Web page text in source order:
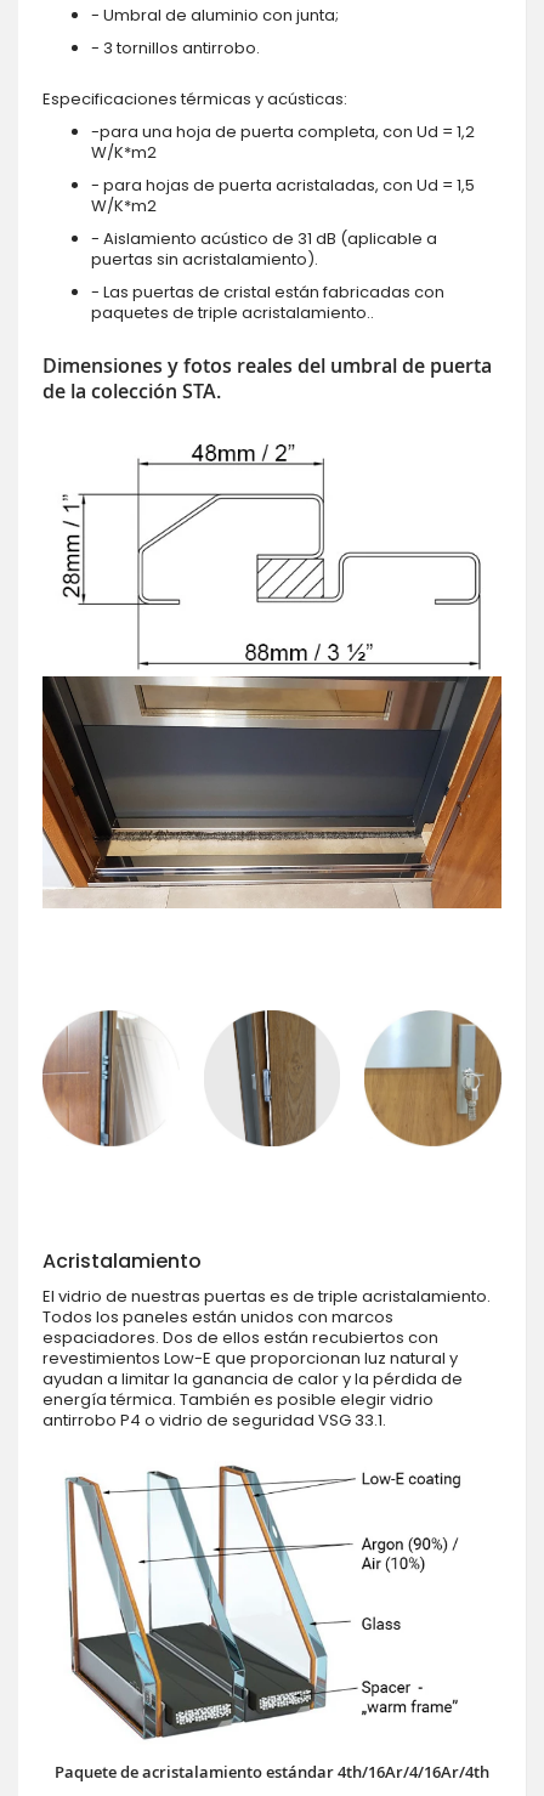
- Umbral de aluminio con junta;
- 3 tornillos antirrobo.
Especificaciones térmicas y acústicas:
-para una hoja de puerta completa, con Ud = 1,2
W/K*m2
- para hojas de puerta acristaladas, con Ud = 1,5
W/K*m2
- Aislamiento acústico de 31 dB (aplicable a
puertas sin acristalamiento).
- Las puertas de cristal están fabricadas con
paquetes de triple acristalamiento..
Dimensiones y fotos reales del umbral de puerta
de la colección STA.
Acristalamiento
El vidrio de nuestras puertas es de triple acristalamiento.
Todos los paneles están unidos con marcos
espaciadores. Dos de ellos están recubiertos con
revestimientos Low-E que proporcionan luz natural y
ayudan a limitar la ganancia de calor y la pérdida de
energía térmica. También es posible elegir vidrio
antirrobo P4 o vidrio de seguridad VSG 33.1.
Paquete de acristalamiento estándar 4th/16Ar/4/16Ar/4th